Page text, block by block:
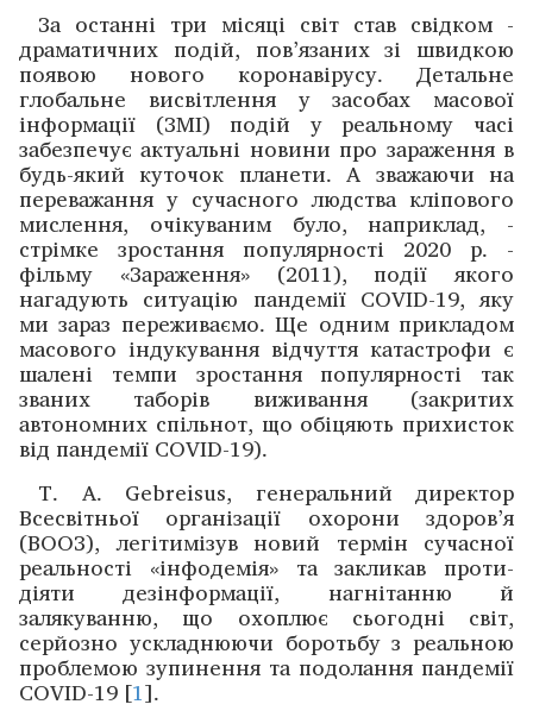
За останні три місяці світ став свідком ­
драматичних подій, пов’язаних зі швидкою
появою нового коронавірусу. Детальне
глобальне висвітлення у засобах масової
інформації (ЗМІ) подій у реальному часі
забезпечує ­актуальні новини про зараження в
будь-який куточок плане­ти. А зважаючи на
переважання у сучасного людства кліпо­вого
мислення, очікуваним було, наприклад, ­
стрімке ­зростання популярності 2020 р. ­
фільму «­Зараження» (2011), ­події якого
нагадують ситуацію пандемії COVID-19, яку
ми ­зараз переживаємо. Ще одним прикладом
масового індукування відчуття ­катастрофи є
шалені темпи зростання популярності так
званих таборів виживання (закритих
автономних спільнот, що обіцяють прихисток
від ­пандемії COVID-19).
T. A. Gebreisus, генеральний директор
Всесвітньої орга­нізації охорони здоров’я
(ВООЗ), легітимізув новий ­термін сучасної
реальності «інфодемія» та закликав проти­
діяти дезінформації, нагнітанню й
залякуванню, що охоплює сьогодні світ,
серйозно ускладнюючи боротьбу з реальною
проблемою зупинення та подолання пандемії
COVID-19 [1].